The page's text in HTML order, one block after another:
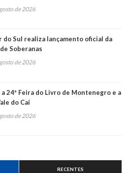
de 2026
do Sul realiza lançamento oficial da
Soberanas
de 2026
a 24ª Feira do Livro de Montenegro e a
do Caí
de 2026
RECENTES